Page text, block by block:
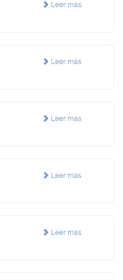
Leer más
Leer más
Leer más
Leer más
Leer más